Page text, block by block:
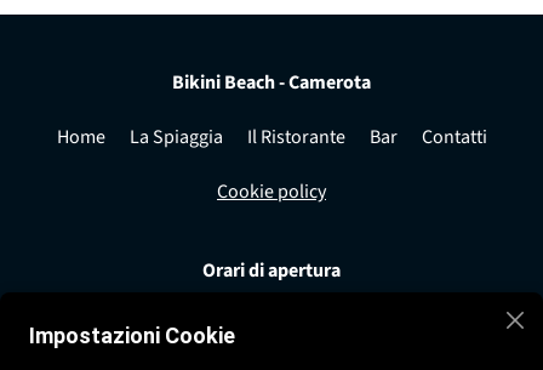
Bikini Beach - Camerota
Home La Spiaggia Il Ristorante Bar Contatti
Cookie policy
Orari di apertura
Spiaggia tutti i giorni dalle 8:00 alle 19:30
Impostazioni Cookie